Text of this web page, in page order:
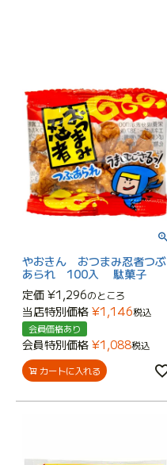
やおきん おつまみ忍者つぶ
あられ 100入 駄菓子
定価 ¥1,296のところ
当店特別価格 ¥1,146税込
会員価格あり
会員特別価格 ¥1,088税込
カートに入れる